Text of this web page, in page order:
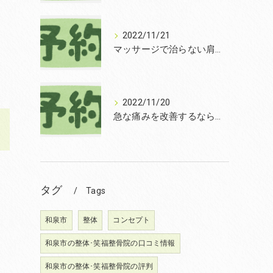
2022/11/21
マッサージで治らない肩こりを改善する無痛整体和泉市笑福整骨院【2022年11月21日の予約状況】
2022/11/20
急な痛みを改善するなら和泉市の土日診療の笑福整骨院【2022年11月20日の予約状況】
タグ Tags
和泉市 整体 コンセプト
和泉市の整体･笑福整骨院の口コミ情報
和泉市の整体･笑福整骨院の評判